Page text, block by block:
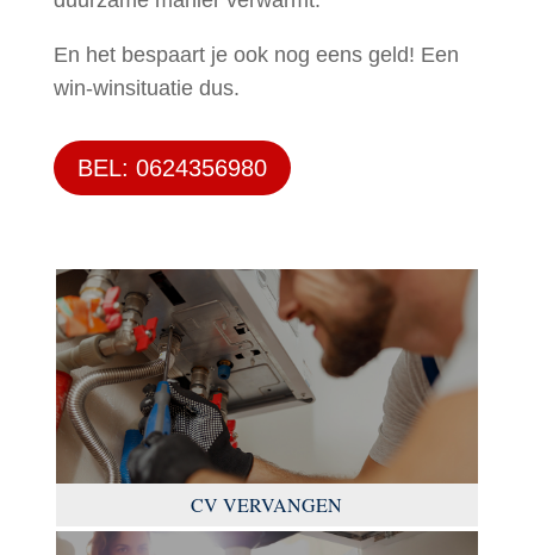
En het bespaart je ook nog eens geld! Een
win-winsituatie dus.
BEL: 0624356980
CV VERVANGEN